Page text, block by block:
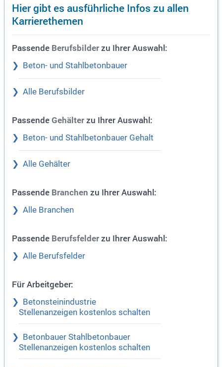
Hier gibt es ausführliche Infos zu allen
Karrierethemen
Passende Berufsbilder zu Ihrer Auswahl:
Beton- und Stahlbetonbauer
Alle Berufsbilder
Passende Gehälter zu Ihrer Auswahl:
Beton- und Stahlbetonbauer Gehalt
Alle Gehälter
Passende Branchen zu Ihrer Auswahl:
Alle Branchen
Passende Berufsfelder zu Ihrer Auswahl:
Alle Berufsfelder
Für Arbeitgeber:
Betonsteinindustrie
Stellenanzeigen kostenlos schalten
Betonbauer Stahlbetonbauer
Stellenanzeigen kostenlos schalten